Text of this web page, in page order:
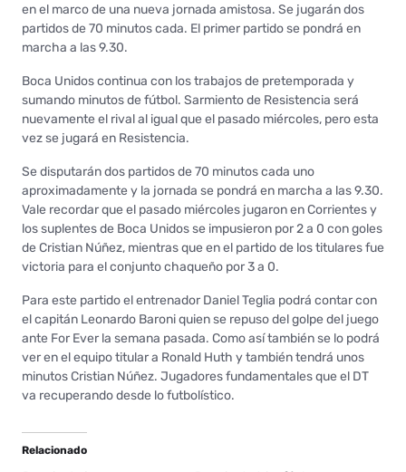
en el marco de una nueva jornada amistosa. Se jugarán dos
partidos de 70 minutos cada. El primer partido se pondrá en
marcha a las 9.30.
Boca Unidos continua con los trabajos de pretemporada y
sumando minutos de fútbol. Sarmiento de Resistencia será
nuevamente el rival al igual que el pasado miércoles, pero esta
vez se jugará en Resistencia.
Se disputarán dos partidos de 70 minutos cada uno
aproximadamente y la jornada se pondrá en marcha a las 9.30.
Vale recordar que el pasado miércoles jugaron en Corrientes y
los suplentes de Boca Unidos se impusieron por 2 a 0 con goles
de Cristian Núñez, mientras que en el partido de los titulares fue
victoria para el conjunto chaqueño por 3 a 0.
Para este partido el entrenador Daniel Teglia podrá contar con
el capitán Leonardo Baroni quien se repuso del golpe del juego
ante For Ever la semana pasada. Como así también se lo podrá
ver en el equipo titular a Ronald Huth y también tendrá unos
minutos Cristian Núñez. Jugadores fundamentales que el DT
va recuperando desde lo futbolístico.
Relacionado